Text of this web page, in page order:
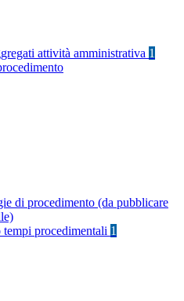
attività amministrativa 1
di procedimento (da pubblicare
procedimentali 1